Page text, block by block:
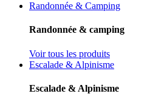
Randonnée & Camping
Randonnée & camping
Voir tous les produits
Escalade & Alpinisme
Escalade & Alpinisme